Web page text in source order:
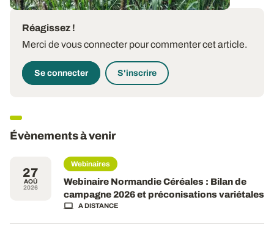
Réagissez !
Merci de vous connecter pour commenter cet article.
Se connecter S'inscrire
Évènements à venir
27
AOÛ
2026
Webinaires
Webinaire Normandie Céréales : Bilan de
campagne 2026 et préconisations variétales
A DISTANCE